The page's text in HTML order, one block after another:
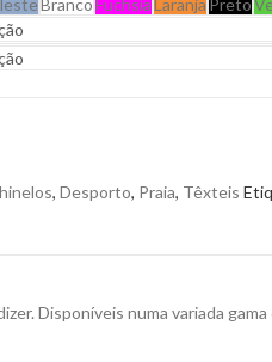
BrancoFuchsiaLaranja Preto
, Desporto, Praia, Têxteis
Disponíveis numa variada